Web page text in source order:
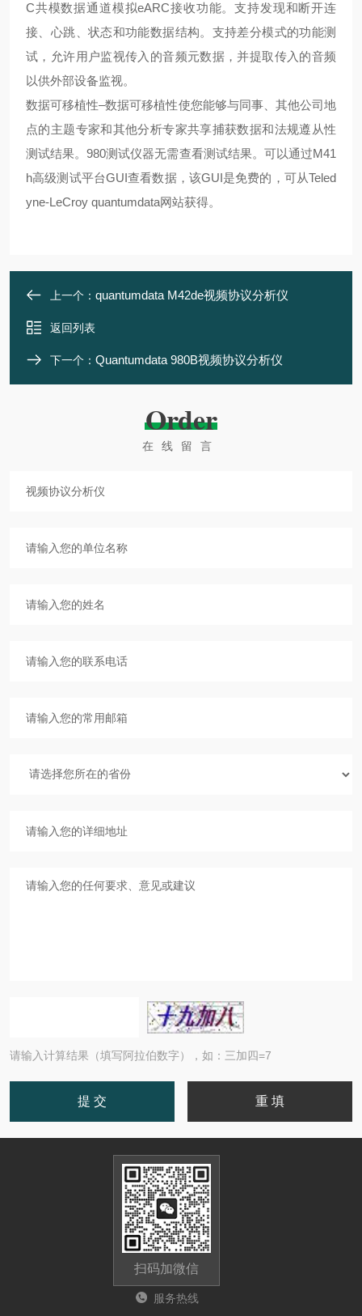
C共模数据通道模拟eARC接收功能。支持发现和断开连
接、心跳、状态和功能数据结构。支持差分模式的功能测
试，允许用户监视传入的音频元数据，并提取传入的音频
以供外部设备监视。
数据可移植性–数据可移植性使您能够与同事、其他公司地
点的主题专家和其他分析专家共享捕获数据和法规遵从性
测试结果。980测试仪器无需查看测试结果。可以通过M41
h高级测试平台GUI查看数据，该GUI是免费的，可从Teled
yne-LeCroy quantumdata网站获得。
上一个： quantumdata M42de视频协议分析仪
返回列表
下一个： Quantumdata 980B视频协议分析仪
Order
在线留言
请输入计算结果（填写阿拉伯数字），如：三加四=7
扫码加微信
服务热线